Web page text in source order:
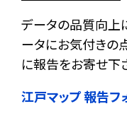
データの品質向上
ータにお気付きの
に報告をお寄せ下
江戸マップ 報告フ